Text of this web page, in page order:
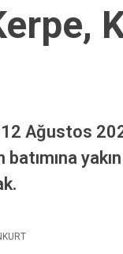
Ağustos
batımına